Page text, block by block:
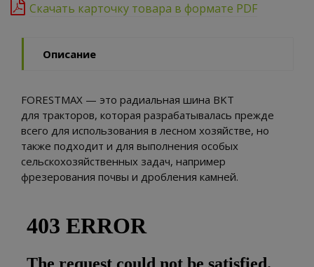
Скачать карточку товара в формате PDF
Описание
FORESTMAX — это радиальная шина BKT
для тракторов, которая разрабатывалась прежде
всего для использования в лесном хозяйстве, но
также подходит и для выполнения особых
сельскохозяйственных задач, например
фрезерования почвы и дробления камней.